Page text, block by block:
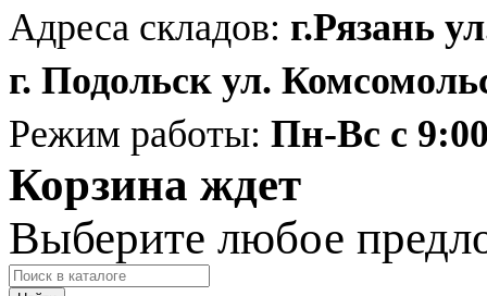
Адреса складов: г.Рязань
г. Подольск ул.
Режим работы: Пн-Вс с
Корзина ждет
Выберите любое